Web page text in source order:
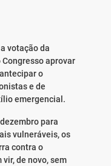
votação da
aprovar
o
e de
emergencial.
para
vulneráveis, os
contra o
de novo, sem